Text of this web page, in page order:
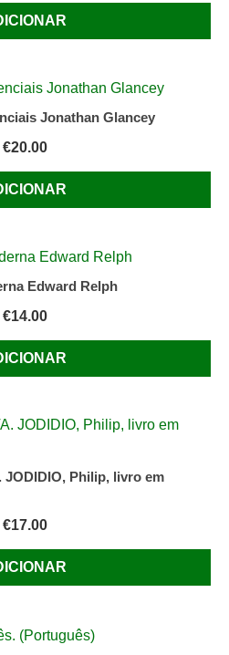
Jonathan Glancey
€20.00
Edward Relph
€14.00
JODIDIO, Philip, livro em
€17.00